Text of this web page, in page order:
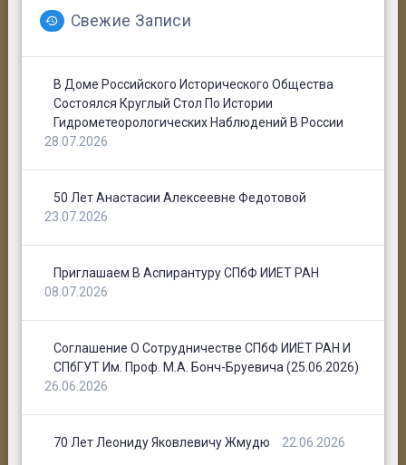
Свежие Записи
В Доме Российского Исторического Общества
Состоялся Круглый Стол По Истории
Гидрометеорологических Наблюдений В России
28.07.2026
50 Лет Анастасии Алексеевне Федотовой
23.07.2026
Приглашаем В Аспирантуру СПбФ ИИЕТ РАН
08.07.2026
Соглашение О Сотрудничестве СПбФ ИИЕТ РАН И
СПбГУТ Им. Проф. М.А. Бонч-Бруевича (25.06.2026)
26.06.2026
70 Лет Леониду Яковлевичу Жмудю 22.06.2026